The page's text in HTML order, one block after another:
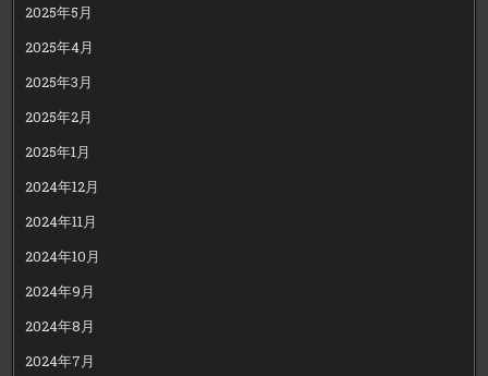
2025年5月
2025年4月
2025年3月
2025年2月
2025年1月
2024年12月
2024年11月
2024年10月
2024年9月
2024年8月
2024年7月